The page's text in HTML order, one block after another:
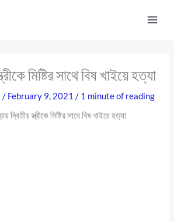
মিষ্টির সাথে বিষ খাইয়ে হত্যা
/ February 9, 2021/ 1 minute of reading
দ্বিতীয় স্ত্রীকে মিষ্টির সাথে বিষ খাইয়ে হত্যা